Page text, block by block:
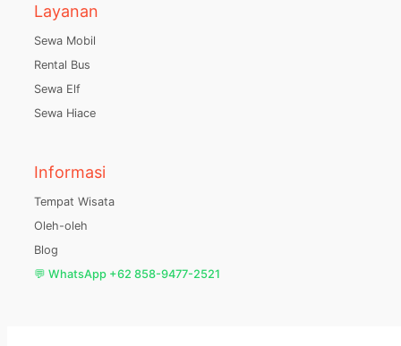
Layanan
Sewa Mobil
Rental Bus
Sewa Elf
Sewa Hiace
Informasi
Tempat Wisata
Oleh-oleh
Blog
💬 WhatsApp +62 858-9477-2521